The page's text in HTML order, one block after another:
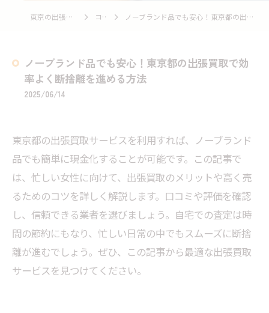
東京の出張買取ならもみじ コラム ノーブランド品でも安心！東京都の出張買取で効率よく断捨離を進める方法
ノーブランド品でも安心！東京都の出張買取で効
率よく断捨離を進める方法
2025/06/14
東京都の出張買取サービスを利用すれば、ノーブランド
品でも簡単に現金化することが可能です。この記事で
は、忙しい女性に向けて、出張買取のメリットや高く売
るためのコツを詳しく解説します。口コミや評価を確認
し、信頼できる業者を選びましょう。自宅での査定は時
間の節約にもなり、忙しい日常の中でもスムーズに断捨
離が進むでしょう。ぜひ、この記事から最適な出張買取
サービスを見つけてください。